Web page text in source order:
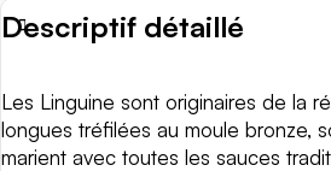
Descriptif détaillé
Les Linguine sont originaires de la
longues tréfilées au moule bronze,
marient avec toutes les sauces